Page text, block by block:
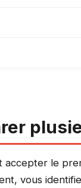
accepter le
vous